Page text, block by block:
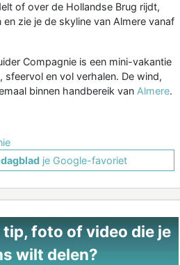
of over de Hollandse Brug rijdt,
zie je de skyline van Almere vanaf
Compagnie is een mini-vakantie
en vol verhalen. De wind,
binnen handbereik van Almere.
je Google-favoriet
tip, foto of video die je
wilt delen?